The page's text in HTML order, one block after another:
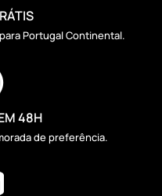
Portugal Continental.
48H
de preferência.